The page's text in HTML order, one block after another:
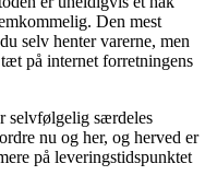
Den mest
selv henter varerne, men
på internet forretningens
selvfølgelig særdeles
nu og her, og herved er
på leveringstidspunktet